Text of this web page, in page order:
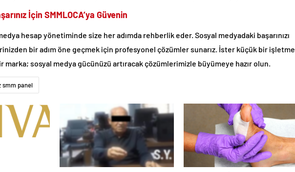
İçin SMMLOCA’ya Güvenin
hesap yönetiminde size her adımda rehberlik eder. Sosyal medyadaki başarınızı
bir adım öne geçmek için profesyonel çözümler sunarız. İster küçük bir işletme
marka; sosyal medya gücünüzü artıracak çözümlerimizle büyümeye hazır olun.
smm panel